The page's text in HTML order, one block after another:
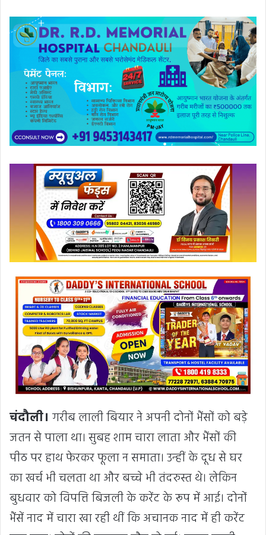
चंदौली। गरीब लाली बियार ने अपनी दोनों भैंसों को बड़े
जतन से पाला था। सुबह शाम चारा लाता और भैंसों की
पीठ पर हाथ फेरकर फूला न समाता। उन्हीं के दूध से घर
का खर्च भी चलता था और बच्चे भी तंदरुस्त थे। लेकिन
बुधवार को विपत्ति बिजली के करेंट के रूप में आई। दोनों
भैंसें नाद में चारा खा रही थीं कि अचानक नाद में ही करेंट